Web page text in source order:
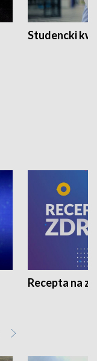
Studencki
Recepta na